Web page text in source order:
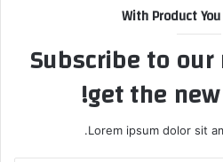
With Product
Subscribe to
get the
Lorem ipsum dolor sit